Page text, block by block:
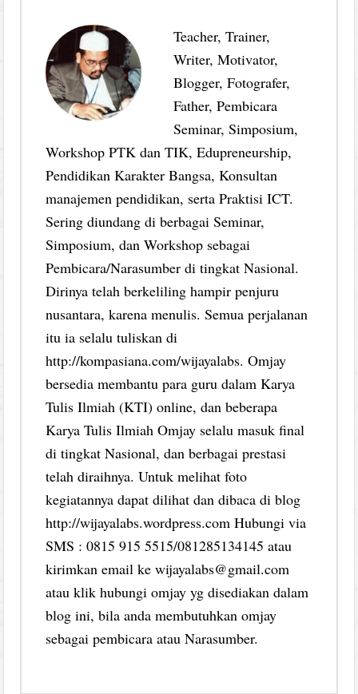
Teacher, Trainer,
Writer, Motivator,
Blogger, Fotografer,
Father, Pembicara
Seminar, Simposium,
Workshop PTK dan TIK, Edupreneurship,
Pendidikan Karakter Bangsa, Konsultan
manajemen pendidikan, serta Praktisi ICT.
Sering diundang di berbagai Seminar,
Simposium, dan Workshop sebagai
Pembicara/Narasumber di tingkat Nasional.
Dirinya telah berkeliling hampir penjuru
nusantara, karena menulis. Semua perjalanan
itu ia selalu tuliskan di
http://kompasiana.com/wijayalabs. Omjay
bersedia membantu para guru dalam Karya
Tulis Ilmiah (KTI) online, dan beberapa
Karya Tulis Ilmiah Omjay selalu masuk final
di tingkat Nasional, dan berbagai prestasi
telah diraihnya. Untuk melihat foto
kegiatannya dapat dilihat dan dibaca di blog
http://wijayalabs.wordpress.com Hubungi via
SMS : 0815 915 5515/081285134145 atau
kirimkan email ke wijayalabs@gmail.com
atau klik hubungi omjay yg disediakan dalam
blog ini, bila anda membutuhkan omjay
sebagai pembicara atau Narasumber.